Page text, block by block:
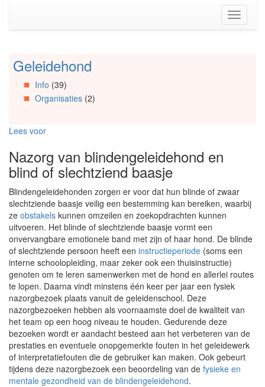
(Accesskey
Toggle
Spring
Artikels
Spring
Spring
Organisaties
Spring
Social
media
Geleidehond
Info (39)
Organisaties(2)
Lees voor
Nazorg van blindengeleidehond en
blind of slechtziend baasje
Blindengeleidehonden zorgen er voor dat hun blinde of zwaar
slechtziende baasje veilig een bestemming kan bereiken, waarbij
ze obstakels kunnen omzeilen en zoekopdrachten kunnen
uitvoeren. Het blinde of slechtziende baasje vormt een
onvervangbare emotionele band met zijn of haar hond. De blinde
of slechtziende persoon heeft een instructieperiode (soms een
interne schoolopleiding, maar zeker ook een thuisinstructie)
genoten om te leren samenwerken met de hond en allerlei routes
te lopen. Daarna vindt minstens één keer per jaar een fysiek
nazorgbezoek plaats vanuit de geleidenschool. Deze
nazorgbezoeken hebben als voornaamste doel de kwaliteit van
het team op een hoog niveau te houden. Gedurende deze
bezoeken wordt er aandacht besteed aan het verbeteren van de
prestaties en eventuele onopgemerkte fouten in het geleidewerk
of interpretatiefouten die de gebruiker kan maken. Ook gebeurt
tijdens deze nazorgbezoek een beoordeling van de fysieke en
mentale gezondheid van de blindengeleidehond.